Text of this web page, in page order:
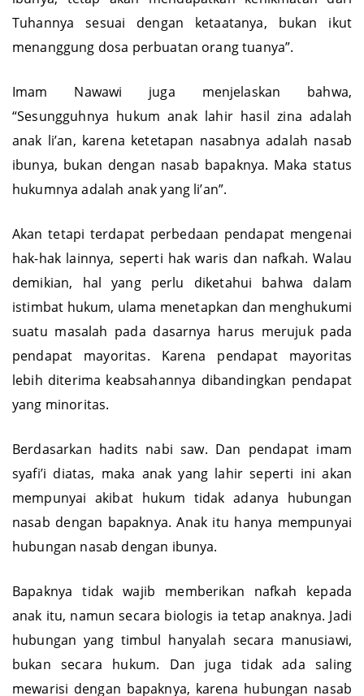
Tuhannya sesuai dengan ketaatanya, bukan ikut
menanggung dosa perbuatan orang tuanya”.
Imam Nawawi juga menjelaskan bahwa,
“Sesungguhnya hukum anak lahir hasil zina adalah
anak li’an, karena ketetapan nasabnya adalah nasab
ibunya, bukan dengan nasab bapaknya. Maka status
hukumnya adalah anak yang li’an”.
Akan tetapi terdapat perbedaan pendapat mengenai
hak-hak lainnya, seperti hak waris dan nafkah. Walau
demikian, hal yang perlu diketahui bahwa dalam
istimbat hukum, ulama menetapkan dan menghukumi
suatu masalah pada dasarnya harus merujuk pada
pendapat mayoritas. Karena pendapat mayoritas
lebih diterima keabsahannya dibandingkan pendapat
yang minoritas.
Berdasarkan hadits nabi saw. Dan pendapat imam
syafi’i diatas, maka anak yang lahir seperti ini akan
mempunyai akibat hukum tidak adanya hubungan
nasab dengan bapaknya. Anak itu hanya mempunyai
hubungan nasab dengan ibunya.
Bapaknya tidak wajib memberikan nafkah kepada
anak itu, namun secara biologis ia tetap anaknya. Jadi
hubungan yang timbul hanyalah secara manusiawi,
bukan secara hukum. Dan juga tidak ada saling
mewarisi dengan bapaknya, karena hubungan nasab